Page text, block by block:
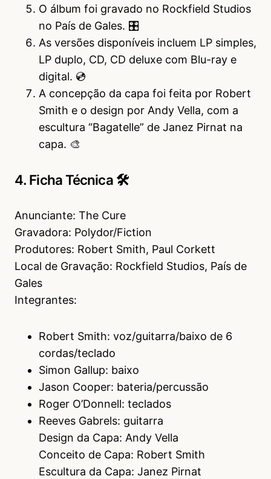
O álbum foi gravado no Rockfield Studios
no País de Gales. 🎛️
As versões disponíveis incluem LP simples,
LP duplo, CD, CD deluxe com Blu-ray e
digital. 💿
A concepção da capa foi feita por Robert
Smith e o design por Andy Vella, com a
escultura “Bagatelle” de Janez Pirnat na
capa. 🎨
4. Ficha Técnica 🛠
Anunciante: The Cure
Gravadora: Polydor/Fiction
Produtores: Robert Smith, Paul Corkett
Local de Gravação: Rockfield Studios, País de
Gales
Integrantes:
Robert Smith: voz/guitarra/baixo de 6
cordas/teclado
Simon Gallup: baixo
Jason Cooper: bateria/percussão
Roger O’Donnell: teclados
Reeves Gabrels: guitarra
Design da Capa: Andy Vella
Conceito de Capa: Robert Smith
Escultura da Capa: Janez Pirnat